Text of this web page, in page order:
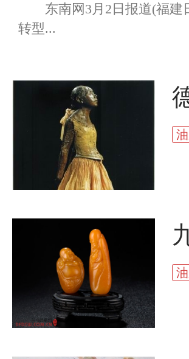
东南网3月2日报道(福建
转型...